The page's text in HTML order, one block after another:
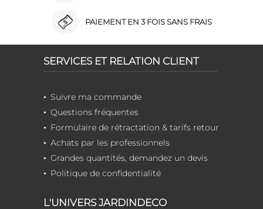
PAIEMENT EN 3 FOIS SANS FRAIS
SERVICES ET RELATION CLIENT
Suivre ma commande
Questions fréquentes
Formulaire de rétractation & tarifs retour
Achats par les professionnels
Grandes quantités, demandez un devis
Politique de confidentialité
L'UNIVERS JARDINDECO